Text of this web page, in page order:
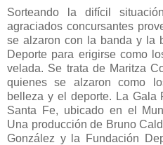
Sorteando la difícil
agraciados concursantes
se alzaron con la banda y la
Deporte para erigirse como
velada. Se trata de Maritza
quienes se alzaron como
belleza y el deporte. La Gala
Santa Fe, ubicado en el
Una producción de Bruno
González y la Fundación